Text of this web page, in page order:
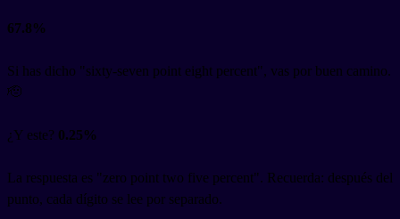
67.8%
Si has dicho "sixty-seven point eight percent", vas por buen camino.
🫡
¿Y este? 0.25%
La respuesta es "zero point two five percent". Recuerda: después del
punto, cada dígito se lee por separado.